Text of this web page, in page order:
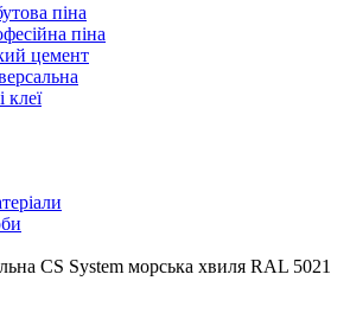
піна
піна
цемент
CS System морська хвиля RAL 5021